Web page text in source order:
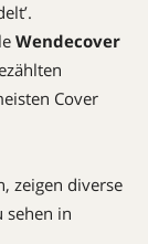
Wendecover
Cover
zeigen diverse
sehen in